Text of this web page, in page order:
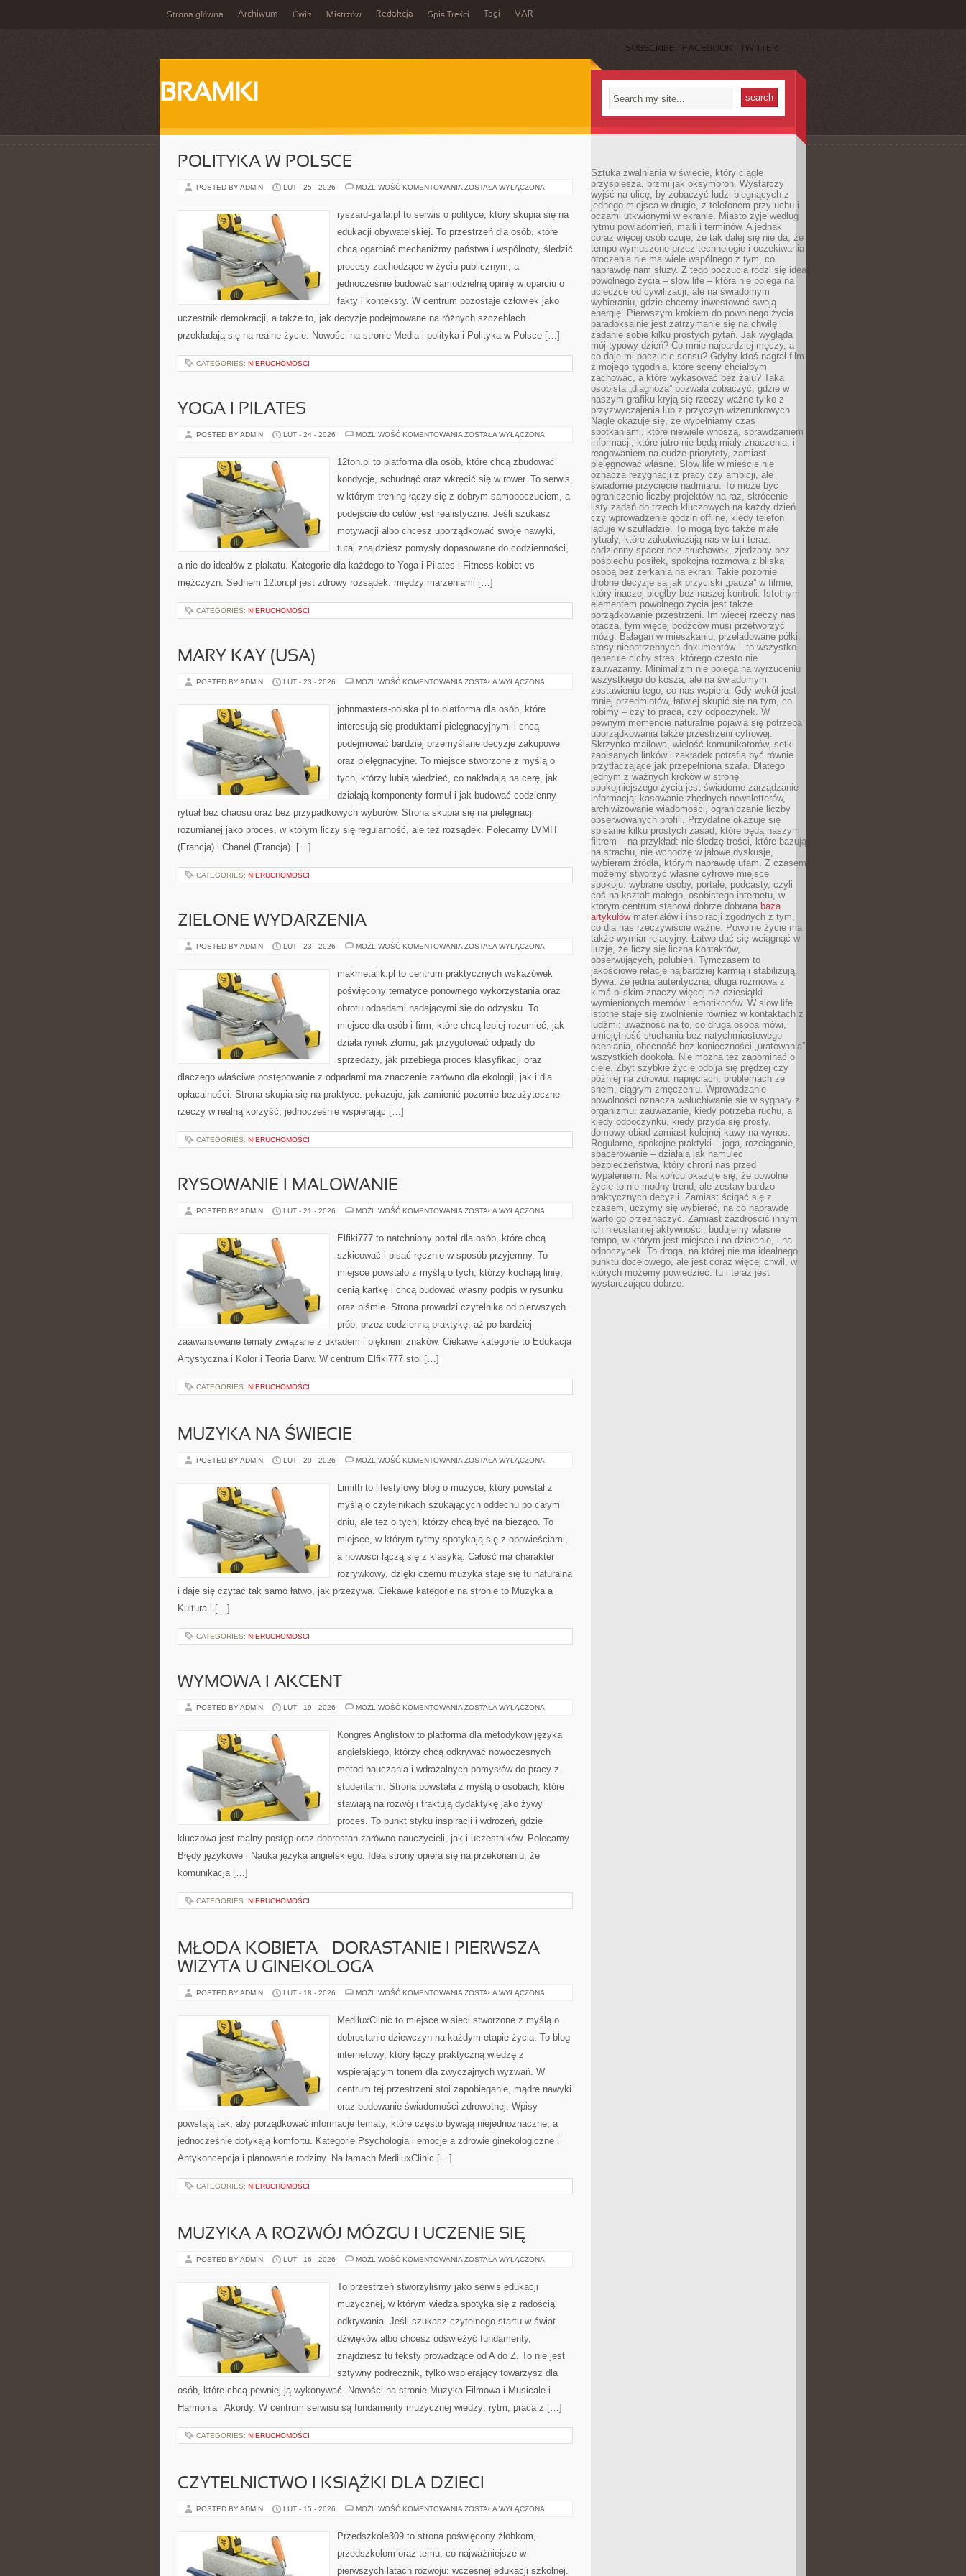
Strona główna Archiwum Ćwik Mistrzów Redakcja Spis Treści Tagi VAR
SUBSCRIBE FACEBOOK TWITTER
BRAMKI
POLITYKA W POLSCE
POSTED BY ADMIN LUT - 25 - 2026 MOŻLIWOŚĆ KOMENTOWANIA POLITYKA
ZOSTAŁA WYŁĄCZONA
ryszard-galla.pl to serwis o polityce, który skupia się na
edukacji obywatelskiej. To przestrzeń dla osób, które
chcą ogarniać mechanizmy państwa i wspólnoty, śledzić
procesy zachodzące w życiu publicznym, a
jednocześnie budować samodzielną opinię w oparciu o
fakty i konteksty. W centrum pozostaje człowiek jako
uczestnik demokracji, a także to, jak decyzje podejmowane na różnych szczeblach
przekładają się na realne życie. Nowości na stronie Media i polityka i Polityka w Polsce […]
CATEGORIES: NIERUCHOMOŚCI
YOGA I PILATES
POSTED BY ADMIN LUT - 24 - 2026 MOŻLIWOŚĆ KOMENTOWANIA YOGA
ZOSTAŁA WYŁĄCZONA
12ton.pl to platforma dla osób, które chcą zbudować
kondycję, schudnąć oraz wkręcić się w rower. To serwis,
w którym trening łączy się z dobrym samopoczuciem, a
podejście do celów jest realistyczne. Jeśli szukasz
motywacji albo chcesz uporządkować swoje nawyki,
tutaj znajdziesz pomysły dopasowane do codzienności,
a nie do ideałów z plakatu. Kategorie dla każdego to Yoga i Pilates i Fitness kobiet vs
mężczyzn. Sednem 12ton.pl jest zdrowy rozsądek: między marzeniami […]
CATEGORIES: NIERUCHOMOŚCI
MARY KAY (USA)
POSTED BY ADMIN LUT - 23 - 2026 MOŻLIWOŚĆ KOMENTOWANIA MARY
ZOSTAŁA WYŁĄCZONA
johnmasters-polska.pl to platforma dla osób, które
interesują się produktami pielęgnacyjnymi i chcą
podejmować bardziej przemyślane decyzje zakupowe
oraz pielęgnacyjne. To miejsce stworzone z myślą o
tych, którzy lubią wiedzieć, co nakładają na cerę, jak
działają komponenty formuł i jak budować codzienny
rytuał bez chaosu oraz bez przypadkowych wyborów. Strona skupia się na pielęgnacji
rozumianej jako proces, w którym liczy się regularność, ale też rozsądek. Polecamy LVMH
(Francja) i Chanel (Francja). […]
CATEGORIES: NIERUCHOMOŚCI
ZIELONE WYDARZENIA
POSTED BY ADMIN LUT - 23 - 2026 MOŻLIWOŚĆ KOMENTOWANIA ZIELONE
ZOSTAŁA WYŁĄCZONA
makmetalik.pl to centrum praktycznych wskazówek
poświęcony tematyce ponownego wykorzystania oraz
obrotu odpadami nadającymi się do odzysku. To
miejsce dla osób i firm, które chcą lepiej rozumieć, jak
działa rynek złomu, jak przygotować odpady do
sprzedaży, jak przebiega proces klasyfikacji oraz
dlaczego właściwe postępowanie z odpadami ma znaczenie zarówno dla ekologii, jak i dla
opłacalności. Strona skupia się na praktyce: pokazuje, jak zamienić pozornie bezużyteczne
rzeczy w realną korzyść, jednocześnie wspierając […]
CATEGORIES: NIERUCHOMOŚCI
RYSOWANIE I MALOWANIE
POSTED BY ADMIN LUT - 21 - 2026 MOŻLIWOŚĆ KOMENTOWANIA RYSOWANIE
ZOSTAŁA WYŁĄCZONA
Elfiki777 to natchniony portal dla osób, które chcą
szkicować i pisać ręcznie w sposób przyjemny. To
miejsce powstało z myślą o tych, którzy kochają linię,
cenią kartkę i chcą budować własny podpis w rysunku
oraz piśmie. Strona prowadzi czytelnika od pierwszych
prób, przez codzienną praktykę, aż po bardziej
zaawansowane tematy związane z układem i pięknem znaków. Ciekawe kategorie to Edukacja
Artystyczna i Kolor i Teoria Barw. W centrum Elfiki777 stoi […]
CATEGORIES: NIERUCHOMOŚCI
MUZYKA NA ŚWIECIE
POSTED BY ADMIN LUT - 20 - 2026 MOŻLIWOŚĆ KOMENTOWANIA MUZYKA
ZOSTAŁA WYŁĄCZONA
Limith to lifestylowy blog o muzyce, który powstał z
myślą o czytelnikach szukających oddechu po całym
dniu, ale też o tych, którzy chcą być na bieżąco. To
miejsce, w którym rytmy spotykają się z opowieściami,
a nowości łączą się z klasyką. Całość ma charakter
rozrywkowy, dzięki czemu muzyka staje się tu naturalna
i daje się czytać tak samo łatwo, jak przeżywa. Ciekawe kategorie na stronie to Muzyka a
Kultura i […]
CATEGORIES: NIERUCHOMOŚCI
WYMOWA I AKCENT
POSTED BY ADMIN LUT - 19 - 2026 MOŻLIWOŚĆ KOMENTOWANIA WYMOWA
ZOSTAŁA WYŁĄCZONA
Kongres Anglistów to platforma dla metodyków języka
angielskiego, którzy chcą odkrywać nowoczesnych
metod nauczania i wdrażalnych pomysłów do pracy z
studentami. Strona powstała z myślą o osobach, które
stawiają na rozwój i traktują dydaktykę jako żywy
proces. To punkt styku inspiracji i wdrożeń, gdzie
kluczowa jest realny postęp oraz dobrostan zarówno nauczycieli, jak i uczestników. Polecamy
Błędy językowe i Nauka języka angielskiego. Idea strony opiera się na przekonaniu, że
komunikacja […]
CATEGORIES: NIERUCHOMOŚCI
MŁODA KOBIETA – DORASTANIE I PIERWSZA
WIZYTA U GINEKOLOGA
POSTED BY ADMIN LUT - 18 - 2026 MOŻLIWOŚĆ KOMENTOWANIA MŁODA
DORASTANIE
I
WIZYTA
GINEKOLOGA
ZOSTAŁA WYŁĄCZONA
MediluxClinic to miejsce w sieci stworzone z myślą o
dobrostanie dziewczyn na każdym etapie życia. To blog
internetowy, który łączy praktyczną wiedzę z
wspierającym tonem dla zwyczajnych wyzwań. W
centrum tej przestrzeni stoi zapobieganie, mądre nawyki
oraz budowanie świadomości zdrowotnej. Wpisy
powstają tak, aby porządkować informacje tematy, które często bywają niejednoznaczne, a
jednocześnie dotykają komfortu. Kategorie Psychologia i emocje a zdrowie ginekologiczne i
Antykoncepcja i planowanie rodziny. Na łamach MediluxClinic […]
CATEGORIES: NIERUCHOMOŚCI
MUZYKA A ROZWÓJ MÓZGU I UCZENIE SIĘ
POSTED BY ADMIN LUT - 16 - 2026 MOŻLIWOŚĆ KOMENTOWANIA MUZYKA
I
SIĘ
ZOSTAŁA WYŁĄCZONA
To przestrzeń stworzyliśmy jako serwis edukacji
muzycznej, w którym wiedza spotyka się z radością
odkrywania. Jeśli szukasz czytelnego startu w świat
dźwięków albo chcesz odświeżyć fundamenty,
znajdziesz tu teksty prowadzące od A do Z. To nie jest
sztywny podręcznik, tylko wspierający towarzysz dla
osób, które chcą pewniej ją wykonywać. Nowości na stronie Muzyka Filmowa i Musicale i
Harmonia i Akordy. W centrum serwisu są fundamenty muzycznej wiedzy: rytm, praca z […]
CATEGORIES: NIERUCHOMOŚCI
CZYTELNICTWO I KSIĄŻKI DLA DZIECI
POSTED BY ADMIN LUT - 15 - 2026 MOŻLIWOŚĆ KOMENTOWANIA CZYTELNICTWO
DLA
DZIECI
ZOSTAŁA WYŁĄCZONA
Przedszkole309 to strona poświęcony żłobkom,
przedszkolom oraz temu, co najważniejsze w
pierwszych latach rozwoju: wczesnej edukacji szkolnej.
Sztuka zwalniania w świecie, który ciągle
przyspiesza, brzmi jak oksymoron. Wystarczy
wyjść na ulicę, by zobaczyć ludzi biegnących z
jednego miejsca w drugie, z telefonem przy uchu i
oczami utkwionymi w ekranie. Miasto żyje według
rytmu powiadomień, maili i terminów. A jednak
coraz więcej osób czuje, że tak dalej się nie da, że
tempo wymuszone przez technologie i oczekiwania
otoczenia nie ma wiele wspólnego z tym, co
naprawdę nam służy. Z tego poczucia rodzi się idea
powolnego życia – slow life – która nie polega na
ucieczce od cywilizacji, ale na świadomym
wybieraniu, gdzie chcemy inwestować swoją
energię. Pierwszym krokiem do powolnego życia
paradoksalnie jest zatrzymanie się na chwilę i
zadanie sobie kilku prostych pytań. Jak wygląda
mój typowy dzień? Co mnie najbardziej męczy, a
co daje mi poczucie sensu? Gdyby ktoś nagrał film
z mojego tygodnia, które sceny chciałbym
zachować, a które wykasować bez żalu? Taka
osobista „diagnoza” pozwala zobaczyć, gdzie w
naszym grafiku kryją się rzeczy ważne tylko z
przyzwyczajenia lub z przyczyn wizerunkowych.
Nagle okazuje się, że wypełniamy czas
spotkaniami, które niewiele wnoszą, sprawdzaniem
informacji, które jutro nie będą miały znaczenia, i
reagowaniem na cudze priorytety, zamiast
pielęgnować własne. Slow life w mieście nie
oznacza rezygnacji z pracy czy ambicji, ale
świadome przycięcie nadmiaru. To może być
ograniczenie liczby projektów na raz, skrócenie
listy zadań do trzech kluczowych na każdy dzień
czy wprowadzenie godzin offline, kiedy telefon
ląduje w szufladzie. To mogą być także małe
rytuały, które zakotwiczają nas w tu i teraz:
codzienny spacer bez słuchawek, zjedzony bez
pośpiechu posiłek, spokojna rozmowa z bliską
osobą bez zerkania na ekran. Takie pozornie
drobne decyzje są jak przyciski „pauza” w filmie,
który inaczej biegłby bez naszej kontroli. Istotnym
elementem powolnego życia jest także
porządkowanie przestrzeni. Im więcej rzeczy nas
otacza, tym więcej bodźców musi przetworzyć
mózg. Bałagan w mieszkaniu, przeładowane półki,
stosy niepotrzebnych dokumentów – to wszystko
generuje cichy stres, którego często nie
zauważamy. Minimalizm nie polega na wyrzuceniu
wszystkiego do kosza, ale na świadomym
zostawieniu tego, co nas wspiera. Gdy wokół jest
mniej przedmiotów, łatwiej skupić się na tym, co
robimy – czy to praca, czy odpoczynek. W
pewnym momencie naturalnie pojawia się potrzeba
uporządkowania także przestrzeni cyfrowej.
Skrzynka mailowa, wielość komunikatorów, setki
zapisanych linków i zakładek potrafią być równie
przytłaczające jak przepełniona szafa. Dlatego
jednym z ważnych kroków w stronę
spokojniejszego życia jest świadome zarządzanie
informacją: kasowanie zbędnych newsletterów,
archiwizowanie wiadomości, ograniczanie liczby
obserwowanych profili. Przydatne okazuje się
spisanie kilku prostych zasad, które będą naszym
filtrem – na przykład: nie śledzę treści, które bazują
na strachu, nie wchodzę w jałowe dyskusje,
wybieram źródła, którym naprawdę ufam. Z czasem
możemy stworzyć własne cyfrowe miejsce
spokoju: wybrane osoby, portale, podcasty, czyli
coś na kształt małego, osobistego internetu, w
którym centrum stanowi dobrze dobrana baza
artykułówmateriałów i inspiracji zgodnych z tym,
co dla nas rzeczywiście ważne. Powolne życie ma
także wymiar relacyjny. Łatwo dać się wciągnąć w
iluzję, że liczy się liczba kontaktów,
obserwujących, polubień. Tymczasem to
jakościowe relacje najbardziej karmią i stabilizują.
Bywa, że jedna autentyczna, długa rozmowa z
kimś bliskim znaczy więcej niż dziesiątki
wymienionych memów i emotikonów. W slow life
istotne staje się zwolnienie również w kontaktach z
ludźmi: uważność na to, co druga osoba mówi,
umiejętność słuchania bez natychmiastowego
oceniania, obecność bez konieczności „uratowania”
wszystkich dookoła. Nie można też zapominać o
ciele. Zbyt szybkie życie odbija się prędzej czy
później na zdrowiu: napięciach, problemach ze
snem, ciągłym zmęczeniu. Wprowadzanie
powolności oznacza wsłuchiwanie się w sygnały z
organizmu: zauważanie, kiedy potrzeba ruchu, a
kiedy odpoczynku, kiedy przyda się prosty,
domowy obiad zamiast kolejnej kawy na wynos.
Regularne, spokojne praktyki – joga, rozciąganie,
spacerowanie – działają jak hamulec
bezpieczeństwa, który chroni nas przed
wypaleniem. Na końcu okazuje się, że powolne
życie to nie modny trend, ale zestaw bardzo
praktycznych decyzji. Zamiast ścigać się z
czasem, uczymy się wybierać, na co naprawdę
warto go przeznaczyć. Zamiast zazdrościć innym
ich nieustannej aktywności, budujemy własne
tempo, w którym jest miejsce i na działanie, i na
odpoczynek. To droga, na której nie ma idealnego
punktu docelowego, ale jest coraz więcej chwil, w
których możemy powiedzieć: tu i teraz jest
wystarczająco dobrze.